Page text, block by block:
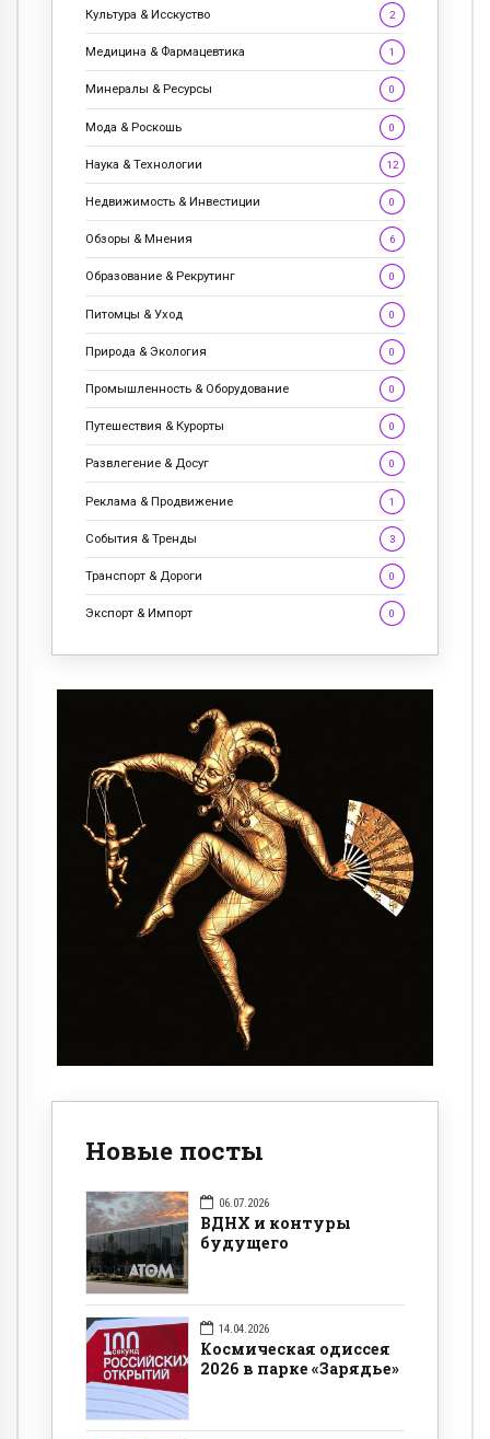
Культура & Исскуство 2
Медицина & Фармацевтика 1
Минералы & Ресурсы 0
Мода & Роскошь 0
Наука & Технологии 12
Недвижимость & Инвестиции 0
Обзоры & Мнения 6
Образование & Рекрутинг 0
Питомцы & Уход 0
Природа & Экология 0
Промышленность & Оборудование 0
Путешествия & Курорты 0
Развлегение & Досуг 0
Реклама & Продвижение 1
События & Тренды 3
Транспорт & Дороги 0
Экспорт & Импорт 0
Новые посты
06.07.2026
ВДНХ и контуры
будущего
14.04.2026
Космическая одиссея
2026 в парке «Зарядье»